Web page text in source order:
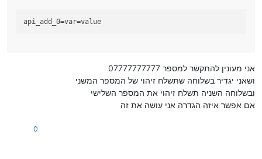
api_add_0=var=value
אני מעונין להתקשר למספר 07777777777
ושאני יגדיר בשלוחה שתשלח זיהוי של המספר המשני
ובשלוחה השניה תשלח זיהוי את המספר השלישי
אם אפשר איזה הגדרה אני עושה את זה
0